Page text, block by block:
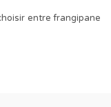
entre frangipane